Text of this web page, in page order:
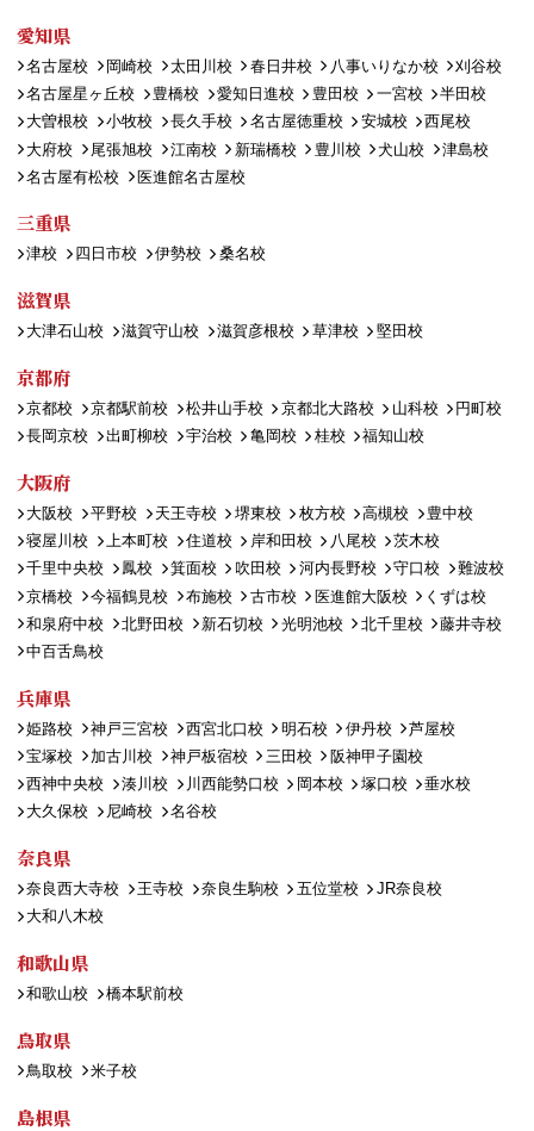
愛知県
名古屋校 岡崎校 太田川校 春日井校 八事いりなか校
刈谷校
名古屋星ヶ丘校
豊橋校 愛知日進校 豊田校 一宮校
半田校
大曽根校
小牧校 長久手校 名古屋徳重校 安城校
西尾校
大府校
尾張旭校 江南校 新瑞橋校 豊川校 犬山校
津島校
名古屋有松校
医進館名古屋校
三重県
津校 四日市校 伊勢校 桑名校
滋賀県
大津石山校 滋賀守山校 滋賀彦根校 草津校 堅田校
京都府
京都校 京都駅前校 松井山手校 京都北大路校 山科校
円町校
長岡京校
出町柳校 宇治校 亀岡校 桂校 福知山校
大阪府
大阪校 平野校 天王寺校 堺東校 枚方校 高槻校
豊中校
寝屋川校
上本町校 住道校 岸和田校 八尾校
茨木校
千里中央校
鳳校 箕面校 吹田校 河内長野校 守口校
難波校
京橋校
今福鶴見校 布施校 古市校 医進館大阪校
くずは校
和泉府中校
北野田校 新石切校 光明池校 北千里校
藤井寺校
中百舌鳥校
兵庫県
姫路校 神戸三宮校 西宮北口校 明石校 伊丹校
芦屋校
宝塚校
加古川校 神戸板宿校 三田校
阪神甲子園校
西神中央校
湊川校 川西能勢口校 岡本校 塚口校
垂水校
大久保校
尼崎校 名谷校
奈良県
奈良西大寺校 王寺校 奈良生駒校 五位堂校
JR奈良校
大和八木校
和歌山県
和歌山校 橋本駅前校
鳥取県
鳥取校 米子校
島根県